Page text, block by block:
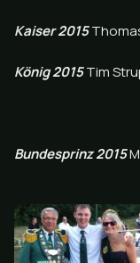
Kaiser 2015
König 2015Tim
Bundesprinz 2015